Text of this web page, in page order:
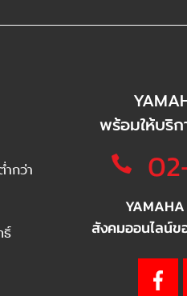
ำกว่า
ธิ์
พร้อมให้บริ
สังคมออนไลน์ข